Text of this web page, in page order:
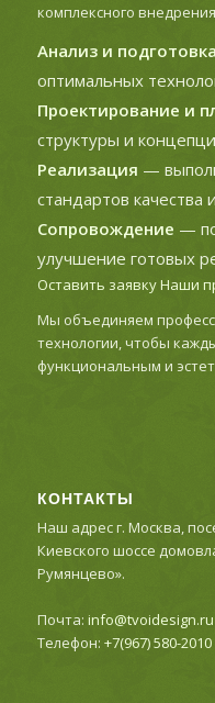
комплексного
Анализ и подготовка
оптимальных
Проектирование и
структуры и
Реализация —
стандартов качества
Сопровождение —
улучшение готовых
Оставить заявкуНаши
Мы объединяем
технологии, чтобы
функциональным и
КОНТАКТЫ
Наш адрес г. Москва,
Киевского шоссе
Румянцево».
Почта: info@tvoidesign.ru
Телефон: +7(967) 580-2010